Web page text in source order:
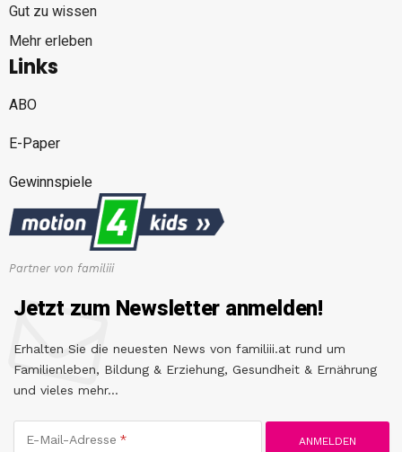
Gut zu wissen
Mehr erleben
Links
ABO
E-Paper
Gewinnspiele
Partner von familiii
Jetzt zum Newsletter anmelden!
Erhalten Sie die neuesten News von familiii.at rund um
Familienleben, Bildung & Erziehung, Gesundheit & Ernährung
und vieles mehr...
E-Mail-Adresse